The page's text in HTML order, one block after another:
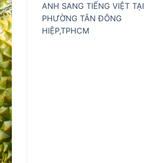
ANH SANG TIẾNG VIỆT TẠI
PHƯỜNG TÂN ĐÔNG
HIỆP,TPHCM